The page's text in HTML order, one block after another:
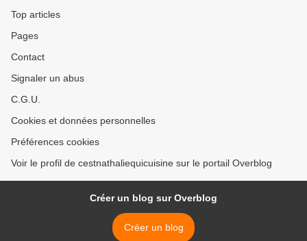
Top articles
Pages
Contact
Signaler un abus
C.G.U.
Cookies et données personnelles
Préférences cookies
Voir le profil de cestnathaliequicuisine sur le portail Overblog
Créer un blog sur Overblog
Créer un blog